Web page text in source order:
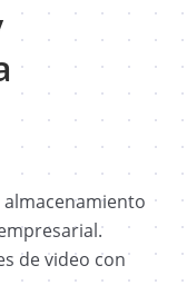
almacenamiento
de video con